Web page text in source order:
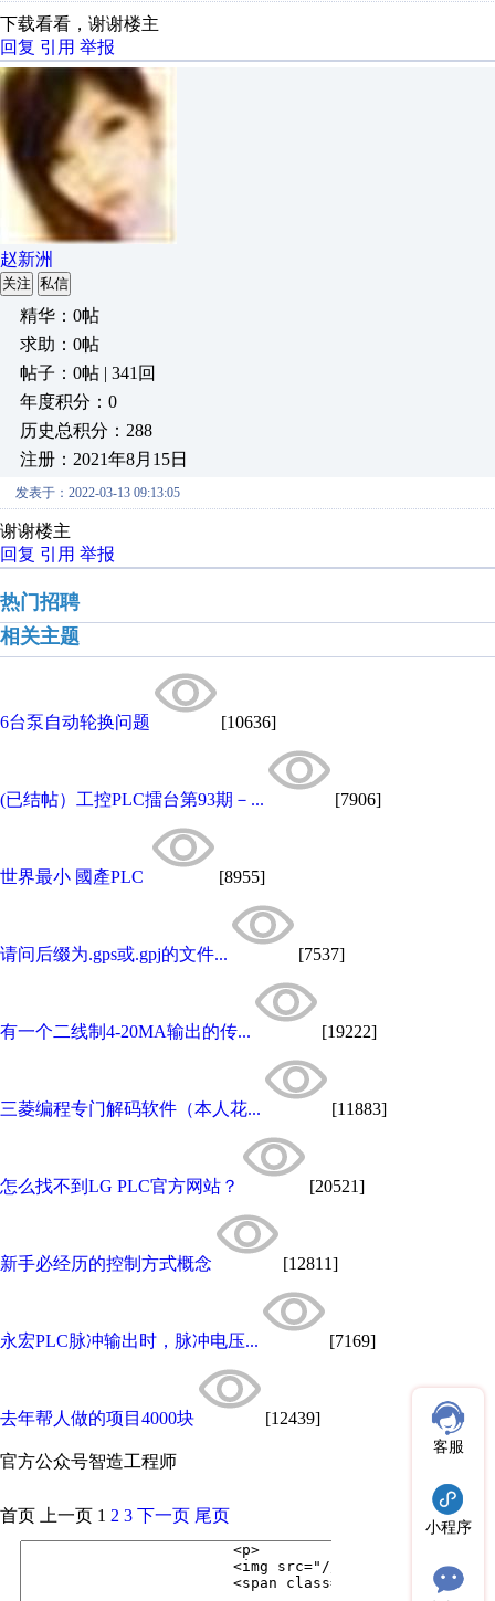
下载看看，谢谢楼主
回复 引用 举报
赵新洲
关注 私信
精华：0帖
求助：0帖
帖子：0帖 | 341回
年度积分：0
历史总积分：288
注册：2021年8月15日
发表于：2022-03-13 09:13:05
谢谢楼主
回复 引用 举报
热门招聘
相关主题
6台泵自动轮换问题 [10636]
(已结帖）工控PLC擂台第93期－... [7906]
世界最小 國產PLC [8955]
请问后缀为.gps或.gpj的文件... [7537]
有一个二线制4-20MA输出的传... [19222]
三菱编程专门解码软件（本人花... [11883]
怎么找不到LG PLC官方网站？ [20521]
新手必经历的控制方式概念 [12811]
永宏PLC脉冲输出时，脉冲电压... [7169]
去年帮人做的项目4000块 [12439]
官方公众号智造工程师
客服
小程序
首页 上一页 1 2 3 下一页 尾页